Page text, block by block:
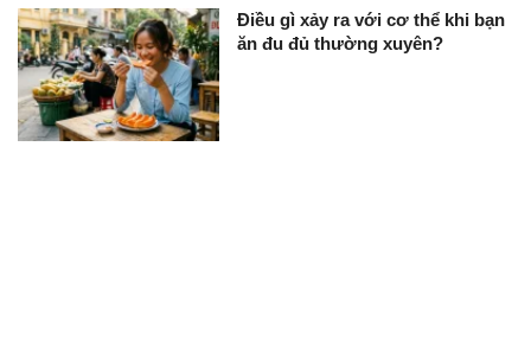
Điều gì xảy ra với cơ thể khi bạn
ăn đu đủ thường xuyên?